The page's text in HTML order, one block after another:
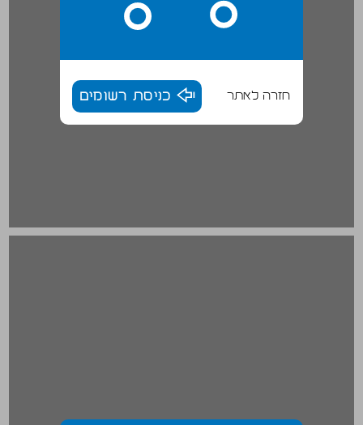
חזרה לאתר כניסת רשומים